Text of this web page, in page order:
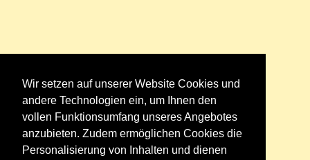
Wir setzen auf unserer Website Cookies und
andere Technologien ein, um Ihnen den
vollen Funktionsumfang unseres Angebotes
anzubieten. Zudem ermöglichen Cookies die
Personalisierung von Inhalten und dienen